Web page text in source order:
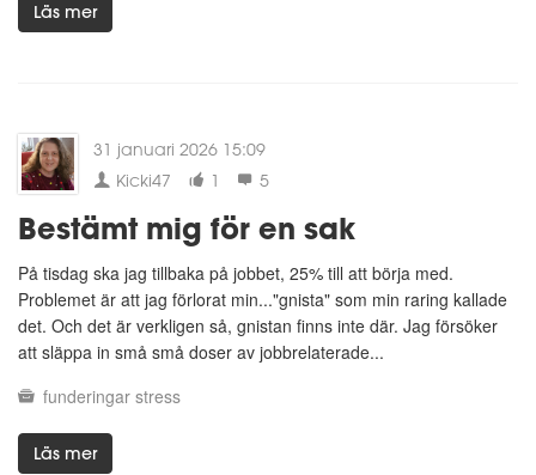
Läs mer
31 januari 2026 15:09
Kicki47
1 5
Bestämt mig för en sak
På tisdag ska jag tillbaka på jobbet, 25% till att börja med.
Problemet är att jag förlorat min..."gnista" som min raring kallade
det. Och det är verkligen så, gnistan finns inte där. Jag försöker
att släppa in små små doser av jobbrelaterade...
funderingar stress
Läs mer